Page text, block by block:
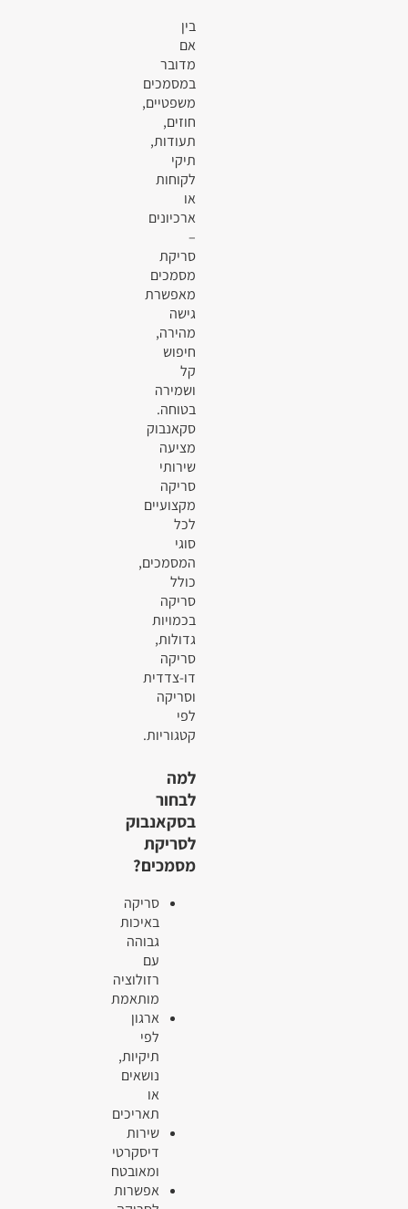
בין
אם
מדובר
במסמכים
משפטיים,
חוזים,
תעודות,
תיקי
לקוחות
או
ארכיונים
–
סריקת
מסמכים
מאפשרת
גישה
מהירה,
חיפוש
קל
ושמירה
בטוחה.
סקאנבוק
מציעה
שירותי
סריקה
מקצועיים
לכל
סוגי
המסמכים,
כולל
סריקה
בכמויות
גדולות,
סריקה
דו-צדדית
וסריקה
לפי
קטגוריות.
למה
לבחור
בסקאנבוק
לסריקת
מסמכים?
סריקה
באיכות
גבוהה
עם
רזולוציה
מותאמת
ארגון
לפי
תיקיות,
נושאים
או
תאריכים
שירות
דיסקרטי
ומאובטח
אפשרות